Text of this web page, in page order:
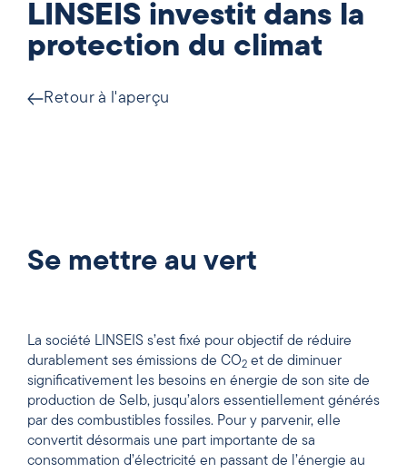
LINSEIS investit dans la
protection du climat
Retour à l'aperçu
Se mettre au vert
La société LINSEIS s’est fixé pour objectif de réduire
durablement ses émissions de CO2 et de diminuer
significativement les besoins en énergie de son site de
production de Selb, jusqu’alors essentiellement générés
par des combustibles fossiles. Pour y parvenir, elle
convertit désormais une part importante de sa
consommation d’électricité en passant de l’énergie au